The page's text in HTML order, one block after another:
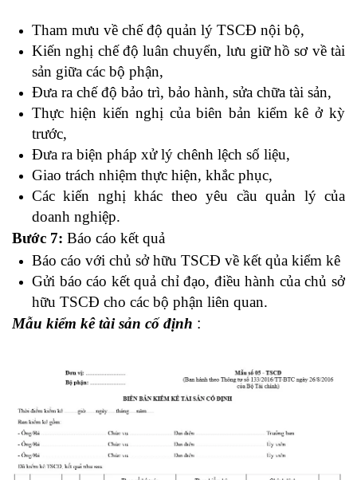
Tham mưu về chế độ quản lý TSCĐ nội bộ,
Kiến nghị chế độ luân chuyển, lưu giữ hồ sơ về tài
sản giữa các bộ phận,
Đưa ra chế độ bảo trì, bảo hành, sửa chữa tài sản,
Thực hiện kiến nghị của biên bản kiểm kê ở kỳ
trước,
Đưa ra biện pháp xử lý chênh lệch số liệu,
Giao trách nhiệm thực hiện, khắc phục,
Các kiến nghị khác theo yêu cầu quản lý của
doanh nghiệp.
Bước 7: Báo cáo kết quả
Báo cáo với chủ sở hữu TSCĐ về kết qủa kiểm kê
Gửi báo cáo kết quả chỉ đạo, điều hành của chủ sở
hữu TSCĐ cho các bộ phận liên quan.
Mẫu kiểm kê tài sản cố định :